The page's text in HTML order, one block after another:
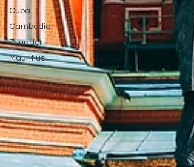
Cuba
Cambodia
Ecuador
Mauritius